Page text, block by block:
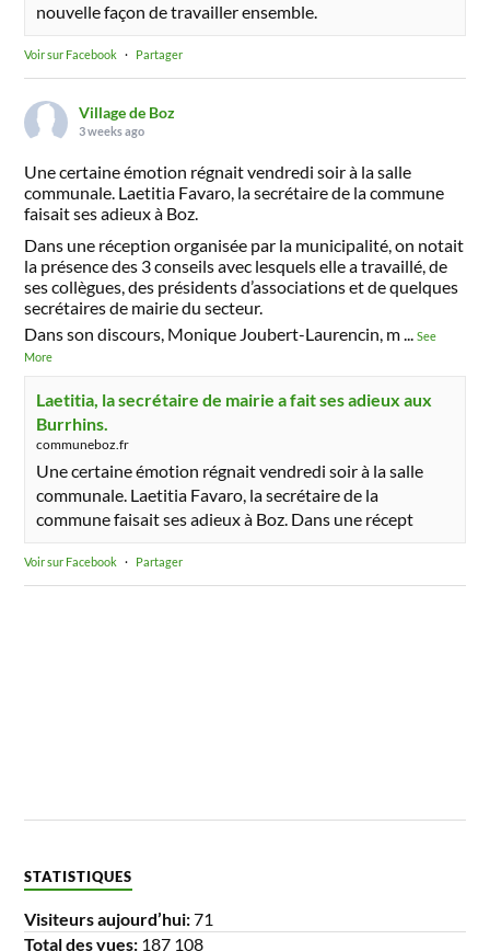
nouvelle façon de travailler ensemble.
Voir sur Facebook · Partager
Village de Boz
3 weeks ago
Une certaine émotion régnait vendredi soir à la salle
communale. Laetitia Favaro, la secrétaire de la commune
faisait ses adieux à Boz.
Dans une réception organisée par la municipalité, on notait
la présence des 3 conseils avec lesquels elle a travaillé, de
ses collègues, des présidents d’associations et de quelques
secrétaires de mairie du secteur.
Dans son discours, Monique Joubert-Laurencin, m...See
More
Laetitia, la secrétaire de mairie a fait ses adieux aux
Burrhins.
communeboz.fr
Une certaine émotion régnait vendredi soir à la salle
communale. Laetitia Favaro, la secrétaire de la
commune faisait ses adieux à Boz. Dans une récept
Voir sur Facebook · Partager
STATISTIQUES
Visiteurs aujourd’hui:71
Total des vues: 187 108